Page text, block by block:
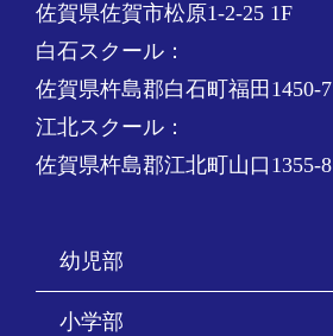
佐賀県佐賀市松原1-2-25 1F
白石スクール：
佐賀県杵島郡白石町福田1450-7
江北スクール：
佐賀県杵島郡江北町山口1355-8
幼児部
小学部